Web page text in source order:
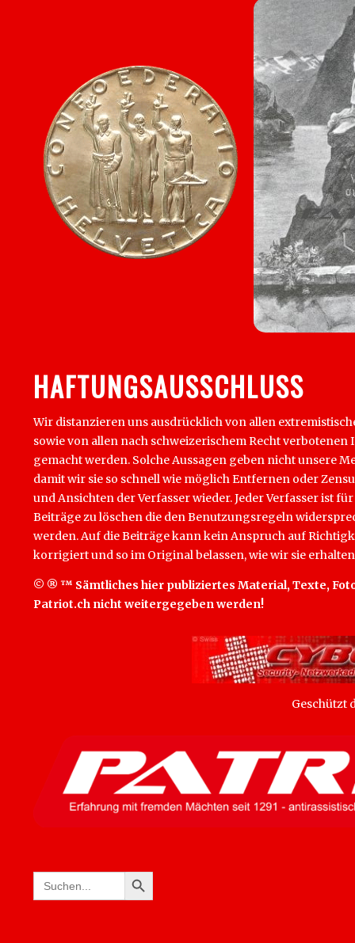
HAFTUNGSAUSSCHLUSS
Wir distanzieren uns ausdrücklich von allen
sowie von allen nach schweizerischem Recht
gemacht werden. Solche Aussagen geben nicht unsere
damit wir sie so schnell wie möglich Entfernen oder
und Ansichten der Verfasser wieder. Jeder Verfasser ist
Beiträge zu löschen die den Benutzungsregeln
werden. Auf die Beiträge kann kein Anspruch auf
korrigiert und so im Original belassen, wie wir sie
© ® ™ Sämtliches hier publiziertes Material, Texte,
Patriot.ch nicht weitergegeben werden!
Geschützt
Search
for:
SEARCH BUTTON